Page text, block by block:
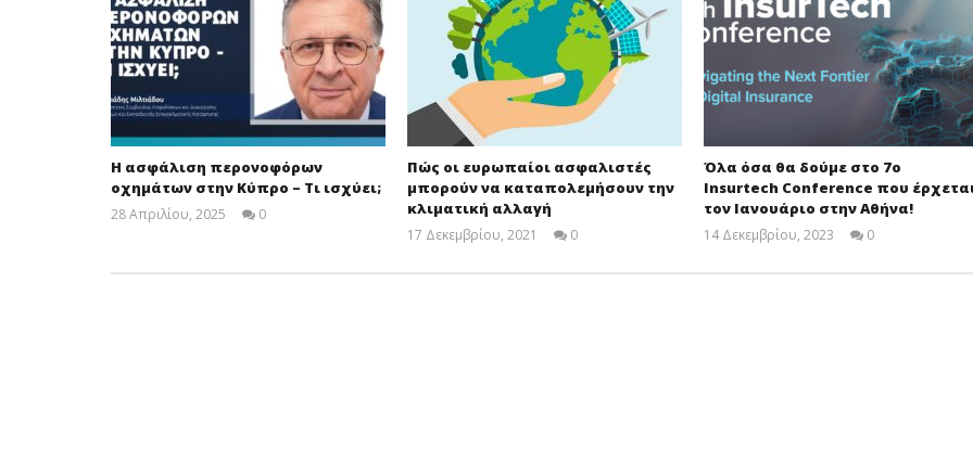
Η ασφάλιση περονοφόρων
οχημάτων στην Κύπρο – Τι ισχύει;
28 Απριλίου, 2025
0
Πώς οι ευρωπαίοι ασφαλιστές
μπορούν να καταπολεμήσουν την
κλιματική αλλαγή
17 Δεκεμβρίου, 2021
Insurance
0
Όλα όσα θα δούμε στο 7o
Insurtech Conference που
τον Ιανουάριο στην Αθήνα!
14 Δεκεμβρίου, 2023
Insurance
0